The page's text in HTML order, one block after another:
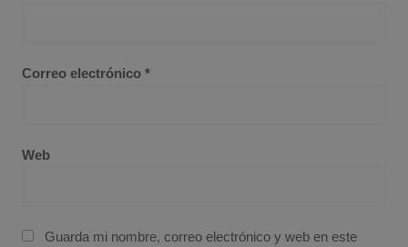
Correo electrónico *
Web
Guarda mi nombre, correo electrónico y web en este